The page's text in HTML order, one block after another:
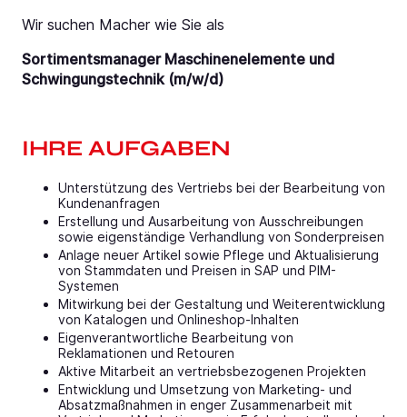
Wir suchen Macher wie Sie als
Sortimentsmanager Maschinenelemente und
Schwingungstechnik (m/w/d)
IHRE AUFGABEN
Unterstützung des Vertriebs bei der Bearbeitung von
Kundenanfragen
Erstellung und Ausarbeitung von Ausschreibungen
sowie eigenständige Verhandlung von Sonderpreisen
Anlage neuer Artikel sowie Pflege und Aktualisierung
von Stammdaten und Preisen in SAP und PIM-
Systemen
Mitwirkung bei der Gestaltung und Weiterentwicklung
von Katalogen und Onlineshop-Inhalten
Eigenverantwortliche Bearbeitung von
Reklamationen und Retouren
Aktive Mitarbeit an vertriebsbezogenen Projekten
Entwicklung und Umsetzung von Marketing- und
Absatzmaßnahmen in enger Zusammenarbeit mit